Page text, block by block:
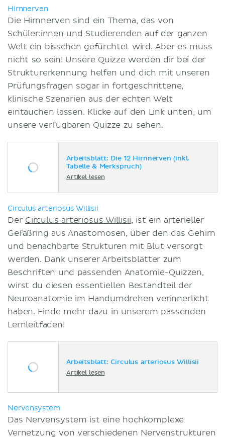
Hirnnerven
Die Hirnnerven sind ein Thema, das von
Schüler:innen und Studierenden auf der ganzen
Welt ein bisschen gefürchtet wird. Aber es muss
nicht so sein! Unsere Quizze werden dir bei der
Strukturerkennung helfen und dich mit unseren
Prüfungsfragen sogar in fortgeschrittene,
klinische Szenarien aus der echten Welt
eintauchen lassen. Klicke auf den Link unten, um
unsere verfügbaren Quizze zu sehen.
Arbeitsblatt: Die 12 Hirnnerven (inkl.
Tabelle & Merkspruch)
Artikel lesen
Circulus arteriosus Willisii
Der Circulus arteriosus Willisii, ist ein arterieller
Gefäßring aus Anastomosen, über den das Gehirn
und benachbarte Strukturen mit Blut versorgt
werden. Dank unserer Arbeitsblätter zum
Beschriften und passenden Anatomie-Quizzen,
wirst du diesen essentiellen Bestandteil der
Neuroanatomie im Handumdrehen verinnerlicht
haben. Finde mehr dazu in unserem passenden
Lernleitfaden!
Arbeitsblatt: Circulus arteriosus Willisii
Artikel lesen
Nervensystem
Das Nervensystem ist eine hochkomplexe
Vernetzung von verschiedenen Nervenstrukturen